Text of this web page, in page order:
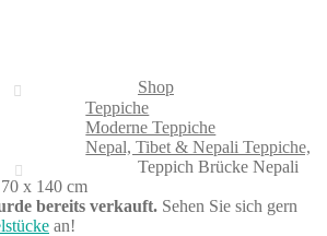
Shop
Teppiche
Moderne Teppiche
Nepal, Tibet & Nepali Teppiche,
Teppich Brücke Nepali
x 140 cm
bereits verkauft. Sehen Sie sich gern
an!